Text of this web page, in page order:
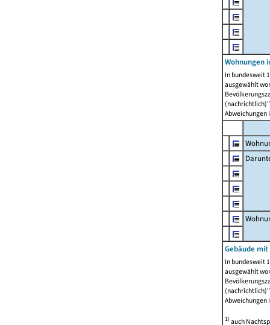
Wohnungen
In bundesweit
ausgewählt
Abweichungen
Gebäude
In bundesweit
ausgewählt
Abweichungen
1)auch